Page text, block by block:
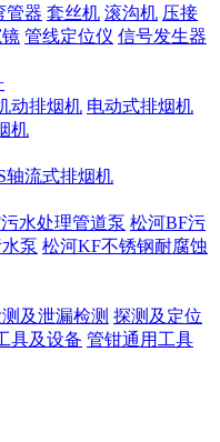
管器 套丝机 滚沟机 压接
管线定位仪 信号发生器
动排烟机 电动式排烟机
机
轴流式排烟机
水处理管道泵 松河BF污
泵 松河KF不锈钢耐腐蚀
及泄漏检测 探测及定位
具及设备 管钳通用工具